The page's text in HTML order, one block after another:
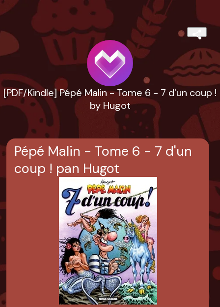
[PDF/Kindle] Pépé Malin - Tome 6 - 7 d'un coup !
by Hugot
Pépé Malin - Tome 6 - 7 d'un
coup ! pan Hugot